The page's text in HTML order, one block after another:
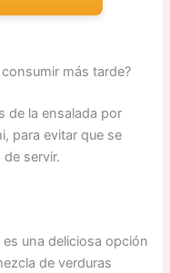
más tarde?
de la ensalada por
para evitar que se
servir.
una deliciosa opción
de verduras